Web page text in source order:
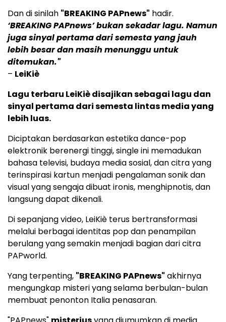
Dan di sinilah "BREAKING PAPnews" hadir.
‘BREAKING PAPnews’ bukan sekadar lagu. Namun
juga sinyal pertama dari semesta yang jauh
lebih besar dan masih menunggu untuk
ditemukan."
– LeiKiè
Lagu terbaru LeiKiè disajikan sebagai lagu dan
sinyal pertama dari semesta lintas media yang
lebih luas.
Diciptakan berdasarkan estetika dance-pop
elektronik berenergi tinggi, single ini memadukan
bahasa televisi, budaya media sosial, dan citra yang
terinspirasi kartun menjadi pengalaman sonik dan
visual yang sengaja dibuat ironis, menghipnotis, dan
langsung dapat dikenali.
Di sepanjang video, LeiKiè terus bertransformasi
melalui berbagai identitas pop dan penampilan
berulang yang semakin menjadi bagian dari citra
PAPworld.
Yang terpenting, "BREAKING PAPnews" akhirnya
mengungkap misteri yang selama berbulan-bulan
membuat penonton Italia penasaran.